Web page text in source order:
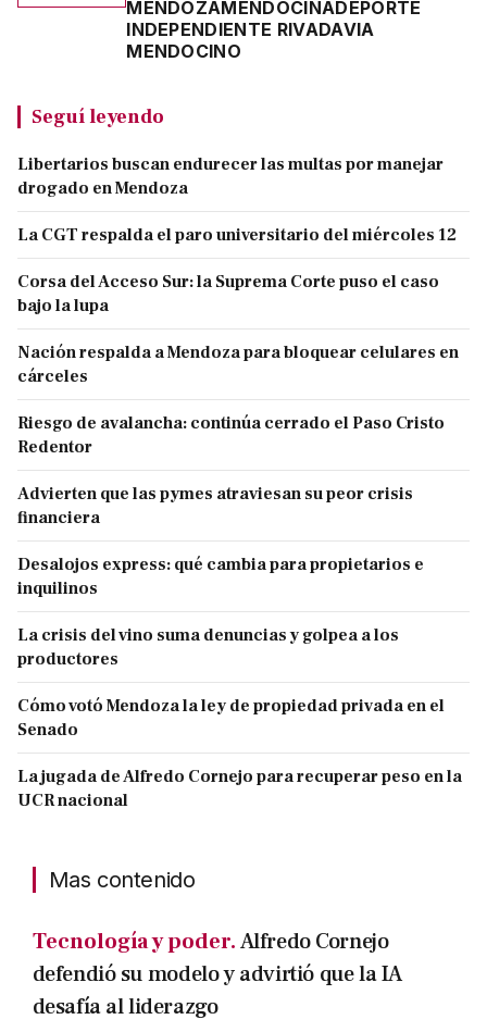
MENDOZAMENDOCINADEPORTE
INDEPENDIENTE RIVADAVIA
MENDOCINO
Seguí leyendo
Libertarios buscan endurecer las multas por manejar
drogado en Mendoza
La CGT respalda el paro universitario del miércoles 12
Corsa del Acceso Sur: la Suprema Corte puso el caso
bajo la lupa
Nación respalda a Mendoza para bloquear celulares en
cárceles
Riesgo de avalancha: continúa cerrado el Paso Cristo
Redentor
Advierten que las pymes atraviesan su peor crisis
financiera
Desalojos express: qué cambia para propietarios e
inquilinos
La crisis del vino suma denuncias y golpea a los
productores
Cómo votó Mendoza la ley de propiedad privada en el
Senado
La jugada de Alfredo Cornejo para recuperar peso en la
UCR nacional
Mas contenido
Tecnología y poder.Alfredo Cornejo
defendió su modelo y advirtió que la IA
desafía al liderazgo